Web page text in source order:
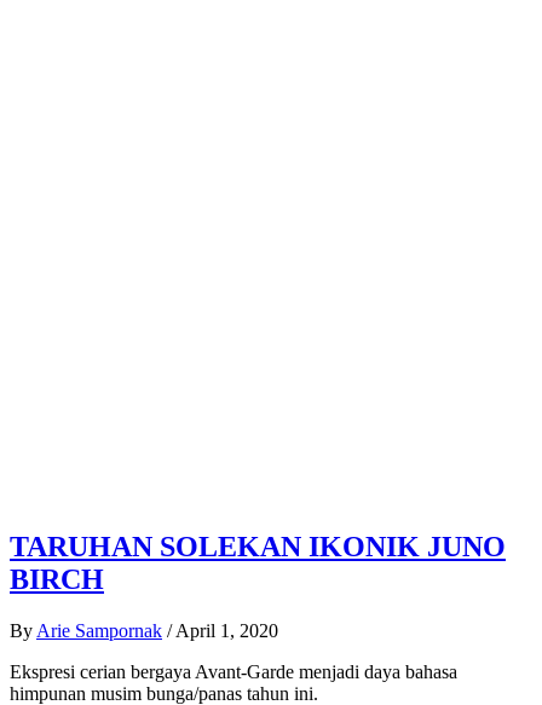
TARUHAN SOLEKAN IKONIK JUNO
BIRCH
By Arie Sampornak / April 1, 2020
Ekspresi cerian bergaya Avant-Garde menjadi daya bahasa
himpunan musim bunga/panas tahun ini.